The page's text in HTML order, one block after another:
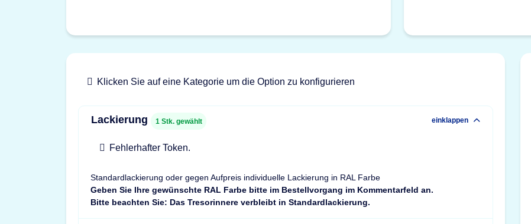
Klicken Sie auf eine Kategorie um die Option zu konfigurieren
Lackierung 1 Stk. gewählt einklappen
Fehlerhafter Token.
Standardlackierung oder gegen Aufpreis individuelle Lackierung in RAL Farbe
Geben Sie Ihre gewünschte RAL Farbe bitte im Bestellvorgang im Kommentarfeld an.
Bitte beachten Sie: Das Tresorinnere verbleibt in Standardlackierung.